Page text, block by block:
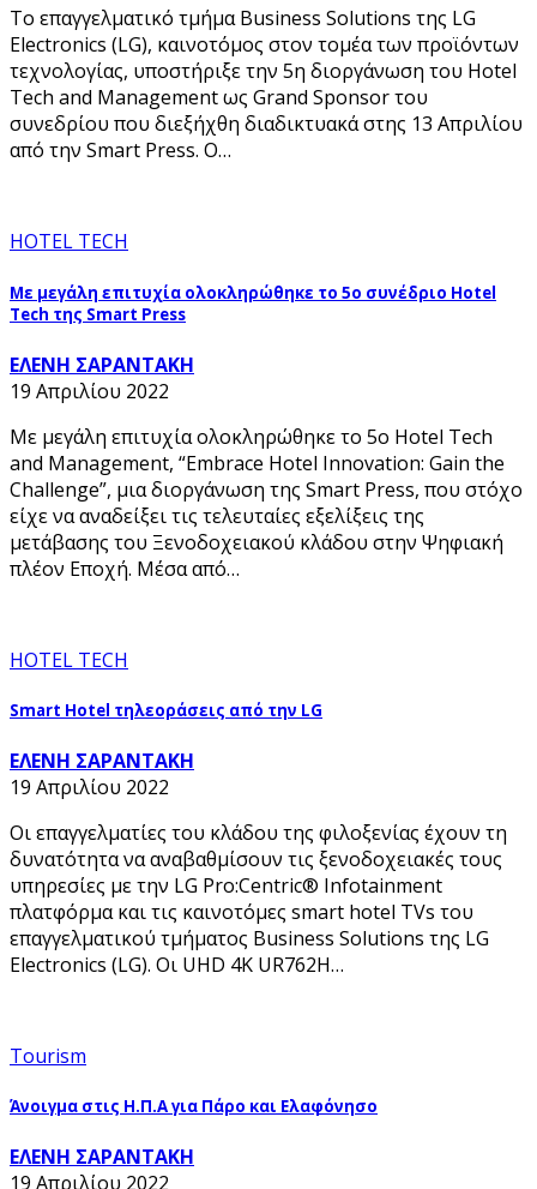
Το επαγγελματικό τμήμα Business Solutions της LG
Electronics (LG), καινοτόμος στον τομέα των προϊόντων
τεχνολογίας, υποστήριξε την 5η διοργάνωση του Hotel
Tech and Management ως Grand Sponsor του
συνεδρίου που διεξήχθη διαδικτυακά στης 13 Απριλίου
από την Smart Press. Ο…
HOTEL TECH
Με μεγάλη επιτυχία ολοκληρώθηκε το 5ο συνέδριο Hotel
Tech της Smart Press
ΕΛΕΝΗ ΣΑΡΑΝΤΑΚΗ
19 Απριλίου 2022
Με μεγάλη επιτυχία ολοκληρώθηκε το 5ο Hotel Tech
and Management, “Embrace Hotel Innovation: Gain the
Challenge”, μια διοργάνωση της Smart Press, που στόχο
είχε να αναδείξει τις τελευταίες εξελίξεις της
μετάβασης του Ξενοδοχειακού κλάδου στην Ψηφιακή
πλέον Εποχή. Μέσα από…
HOTEL TECH
Smart Hotel τηλεοράσεις από την LG
ΕΛΕΝΗ ΣΑΡΑΝΤΑΚΗ
19 Απριλίου 2022
Οι επαγγελματίες του κλάδου της φιλοξενίας έχουν τη
δυνατότητα να αναβαθμίσουν τις ξενοδοχειακές τους
υπηρεσίες με την LG Pro:Centric® Infotainment
πλατφόρμα και τις καινοτόμες smart hotel TVs του
επαγγελματικού τμήματος Business Solutions της LG
Electronics (LG). Οι UHD 4K UR762H…
Tourism
Άνοιγμα στις Η.Π.Α για Πάρο και Ελαφόνησο
ΕΛΕΝΗ ΣΑΡΑΝΤΑΚΗ
19 Απριλίου 2022